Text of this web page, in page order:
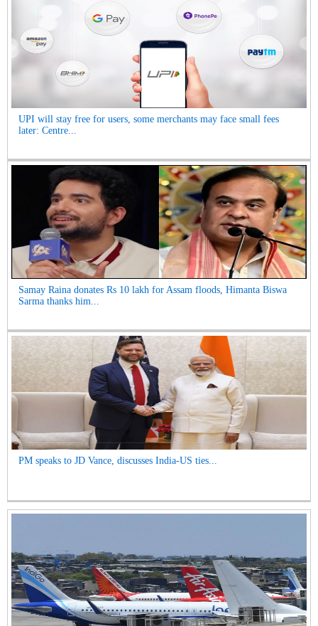
UPI will stay free for users, some merchants may face small fees
later: Centre...
Samay Raina donates Rs 10 lakh for Assam floods, Himanta Biswa
Sarma thanks him...
PM speaks to JD Vance, discusses India-US ties...